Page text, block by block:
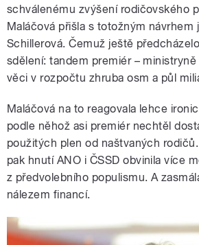
schválenému zvýšení rodičovského
Maláčová přišla s totožným návrhem
Schillerová. Čemuž ještě
sdělení: tandem premiér –
věci v rozpočtu zhruba osm a půl
Maláčová na to reagovala lehce
podle něhož asi premiér nechtěl
použitých plen od naštvaných
pak hnutí ANO i ČSSD obvinila více
z předvolebního populismu. A
nálezem financí.